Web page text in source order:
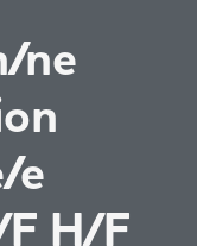
ne
e
H/F